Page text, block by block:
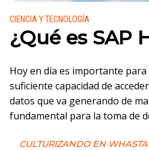
Publicado en:
CIENCIA Y TECNOLOGÍA
¿Qué es SAP
Hoy en día es importante
suficiente capacidad de
datos que va generando de
fundamental para la toma de
CULTURIZANDO EN